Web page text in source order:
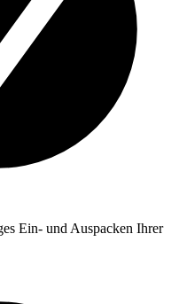
Ein- und Auspacken Ihrer